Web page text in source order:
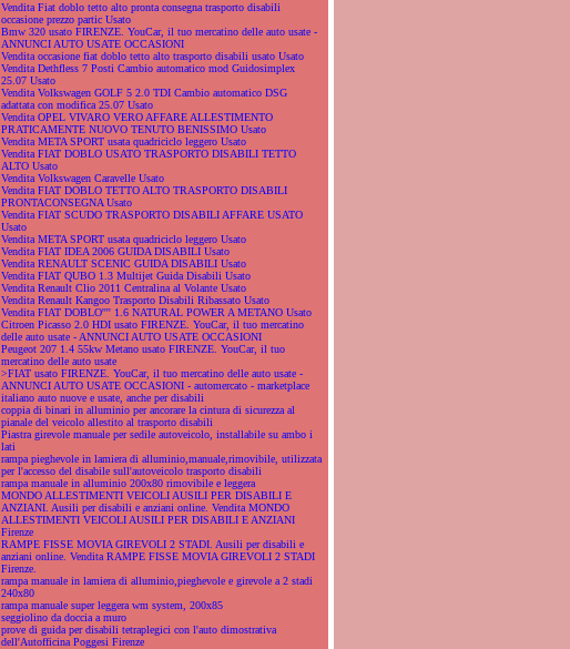
Vendita Fiat doblo tetto alto pronta consegna trasporto disabili
occasione prezzo partic Usato
Bmw 320 usato FIRENZE. YouCar, il tuo mercatino delle auto usate -
ANNUNCI AUTO USATE OCCASIONI
Vendita occasione fiat doblo tetto alto trasporto disabili usato Usato
Vendita Dethfless 7 Posti Cambio automatico mod Guidosimplex
25.07 Usato
Vendita Volkswagen GOLF 5 2.0 TDI Cambio automatico DSG
adattata con modifica 25.07 Usato
Vendita OPEL VIVARO VERO AFFARE ALLESTIMENTO
PRATICAMENTE NUOVO TENUTO BENISSIMO Usato
Vendita META SPORT usata quadriciclo leggero Usato
Vendita FIAT DOBLO USATO TRASPORTO DISABILI TETTO
ALTO Usato
Vendita Volkswagen Caravelle Usato
Vendita FIAT DOBLO TETTO ALTO TRASPORTO DISABILI
PRONTACONSEGNA Usato
Vendita FIAT SCUDO TRASPORTO DISABILI AFFARE USATO
Usato
Vendita META SPORT usata quadriciclo leggero Usato
Vendita FIAT IDEA 2006 GUIDA DISABILI Usato
Vendita RENAULT SCENIC GUIDA DISABILI Usato
Vendita FIAT QUBO 1.3 Multijet Guida Disabili Usato
Vendita Renault Clio 2011 Centralina al Volante Usato
Vendita Renault Kangoo Trasporto Disabili Ribassato Usato
Vendita FIAT DOBLO'''' 1.6 NATURAL POWER A METANO Usato
Citroen Picasso 2.0 HDI usato FIRENZE. YouCar, il tuo mercatino
delle auto usate - ANNUNCI AUTO USATE OCCASIONI
Peugeot 207 1.4 55kw Metano usato FIRENZE. YouCar, il tuo
mercatino delle auto usate
>FIAT usato FIRENZE. YouCar, il tuo mercatino delle auto usate -
ANNUNCI AUTO USATE OCCASIONI - automercato - marketplace
italiano auto nuove e usate, anche per disabili
coppia di binari in alluminio per ancorare la cintura di sicurezza al
pianale del veicolo allestito al trasporto disabili
Piastra girevole manuale per sedile autoveicolo, installabile su ambo i
lati
rampa pieghevole in lamiera di alluminio,manuale,rimovibile, utilizzata
per l'accesso del disabile sull'autoveicolo trasporto disabili
rampa manuale in alluminio 200x80 rimovibile e leggera
MONDO ALLESTIMENTI VEICOLI AUSILI PER DISABILI E
ANZIANI. Ausili per disabili e anziani online. Vendita MONDO
ALLESTIMENTI VEICOLI AUSILI PER DISABILI E ANZIANI
Firenze
RAMPE FISSE MOVIA GIREVOLI 2 STADI. Ausili per disabili e
anziani online. Vendita RAMPE FISSE MOVIA GIREVOLI 2 STADI
Firenze.
rampa manuale in lamiera di alluminio,pieghevole e girevole a 2 stadi
240x80
rampa manuale super leggera wm system, 200x85
seggiolino da doccia a muro
prove di guida per disabili tetraplegici con l'auto dimostrativa
dell'Autofficina Poggesi Firenze